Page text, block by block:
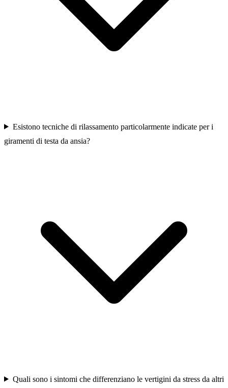
Esistono tecniche di rilassamento particolarmente indicate per i
giramenti di testa da ansia?
Quali sono i sintomi che differenziano le vertigini da stress da altri